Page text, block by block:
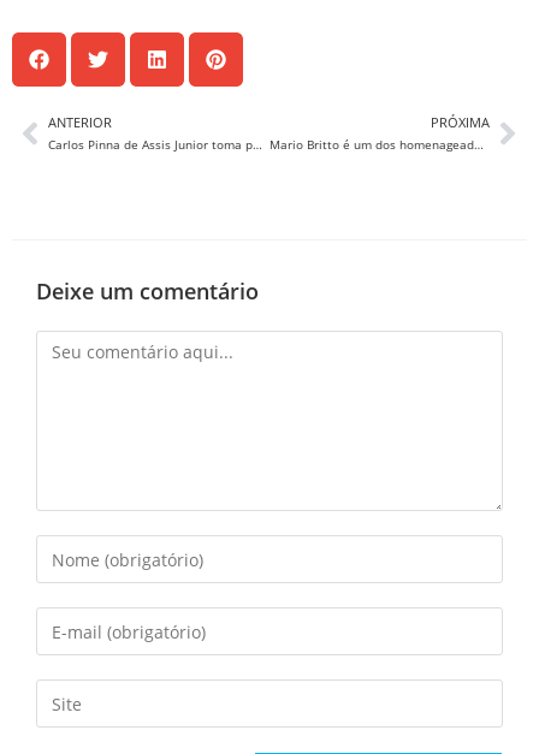
ANTERIOR
Carlos Pinna de Assis Junior toma posse como novo PGE
PRÓXIMA
Mario Britto é um dos homenageados na Exposição Personagens e Histórias, no Riomar
Deixe um comentário